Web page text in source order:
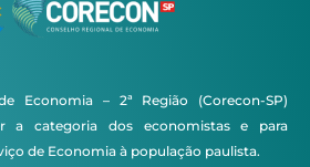
Economia – 2ª Região (Corecon-SP)
a categoria dos economistas e para
de Economia à população paulista.